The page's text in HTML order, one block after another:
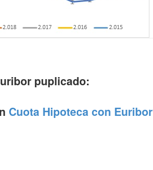
puplicado:
Cuota Hipoteca con Euribor